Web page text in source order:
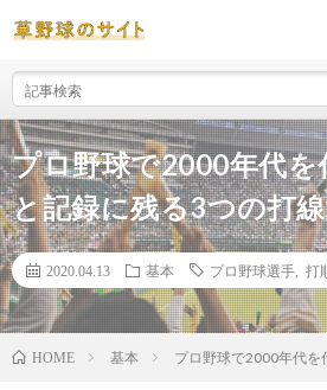
プロ野球で2000年代を
と記録に残る3つの打線
2020.04.13 基本 プロ野球選手 打
HOME 基本 プロ野球で2000年代